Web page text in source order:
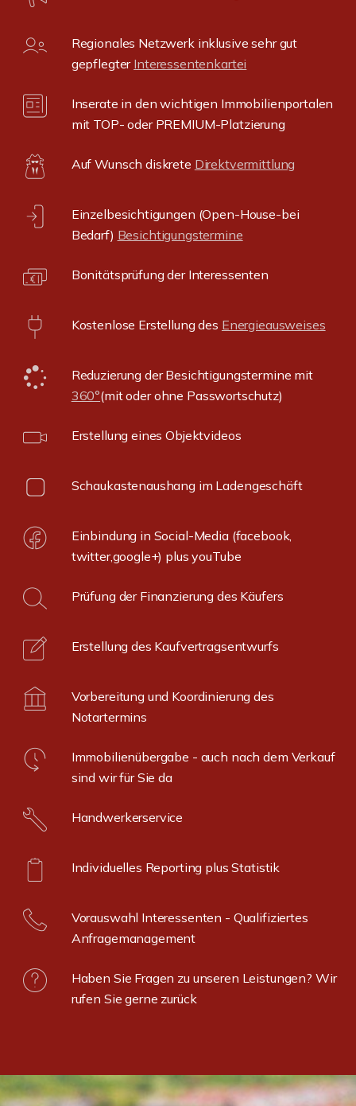
Regionales Netzwerk inklusive sehr gut
gepflegter Interessentenkartei
Inserate in den wichtigen Immobilienportalen
mit TOP- oder PREMIUM-Platzierung
Auf Wunsch diskrete Direktvermittlung
Einzelbesichtigungen (Open-House-bei
Bedarf) Besichtigungstermine
Bonitätsprüfung der Interessenten
Kostenlose Erstellung des Energieausweises
Reduzierung der Besichtigungstermine mit
360°(mit oder ohne Passwortschutz)
Erstellung eines Objektvideos
Schaukastenaushang im Ladengeschäft
Einbindung in Social-Media (facebook,
twitter,google+) plus youTube
Prüfung der Finanzierung des Käufers
Erstellung des Kaufvertragsentwurfs
Vorbereitung und Koordinierung des
Notartermins
Immobilienübergabe - auch nach dem Verkauf
sind wir für Sie da
Handwerkerservice
Individuelles Reporting plus Statistik
Vorauswahl Interessenten - Qualifiziertes
Anfragemanagement
Haben Sie Fragen zu unseren Leistungen? Wir
rufen Sie gerne zurück